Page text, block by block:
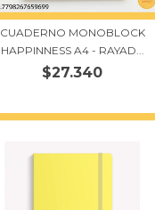
CUADERNO MONOBLOCK
HAPPINNESS A4 - RAYAD...
$27.340